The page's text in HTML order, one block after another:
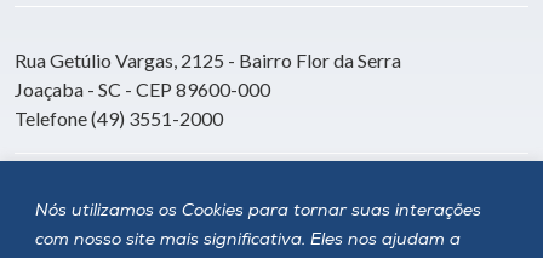
Nós utilizamos os Cookies para tornar suas interações
com nosso site mais significativa. Eles nos ajudam a
Rua Getúlio Vargas, 2125 - Bairro Flor da Serra
Joaçaba - SC - CEP 89600-000
Telefone (49) 3551-2000
Siga a Unoesc